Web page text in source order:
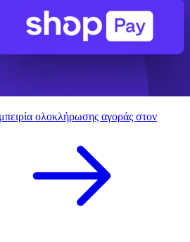
ολοκλήρωσης αγοράς στον